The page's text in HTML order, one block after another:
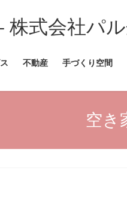
不動産 手づくり空間
空き